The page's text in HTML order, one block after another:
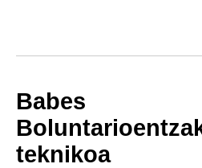
Babes
teknikoa